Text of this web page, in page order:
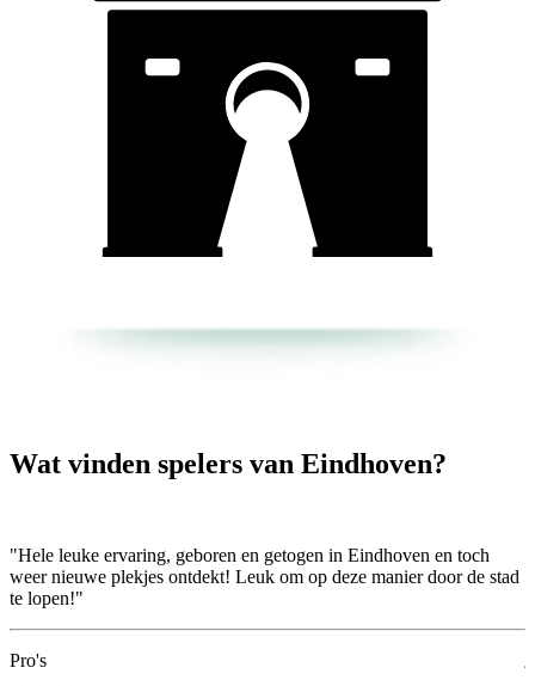
Wat vinden spelers van Eindhoven?
"Hele leuke ervaring, geboren en getogen in Eindhoven en toch
weer nieuwe plekjes ontdekt! Leuk om op deze manier door de stad
te lopen!"
Pro's